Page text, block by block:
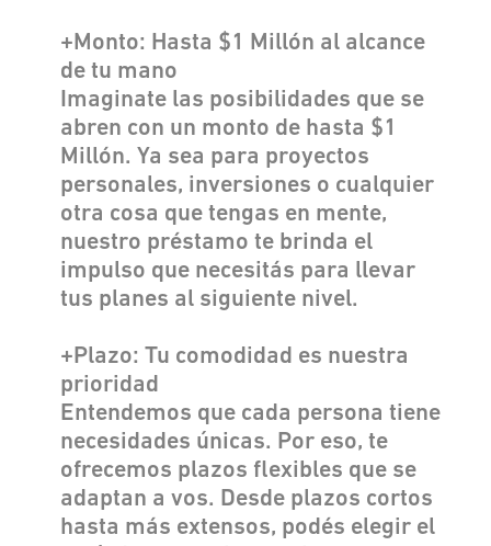
+Monto: Hasta $1 Millón al alcance
de tu mano
Imaginate las posibilidades que se
abren con un monto de hasta $1
Millón. Ya sea para proyectos
personales, inversiones o cualquier
otra cosa que tengas en mente,
nuestro préstamo te brinda el
impulso que necesitás para llevar
tus planes al siguiente nivel.
+Plazo: Tu comodidad es nuestra
prioridad
Entendemos que cada persona tiene
necesidades únicas. Por eso, te
ofrecemos plazos flexibles que se
adaptan a vos. Desde plazos cortos
hasta más extensos, podés elegir el